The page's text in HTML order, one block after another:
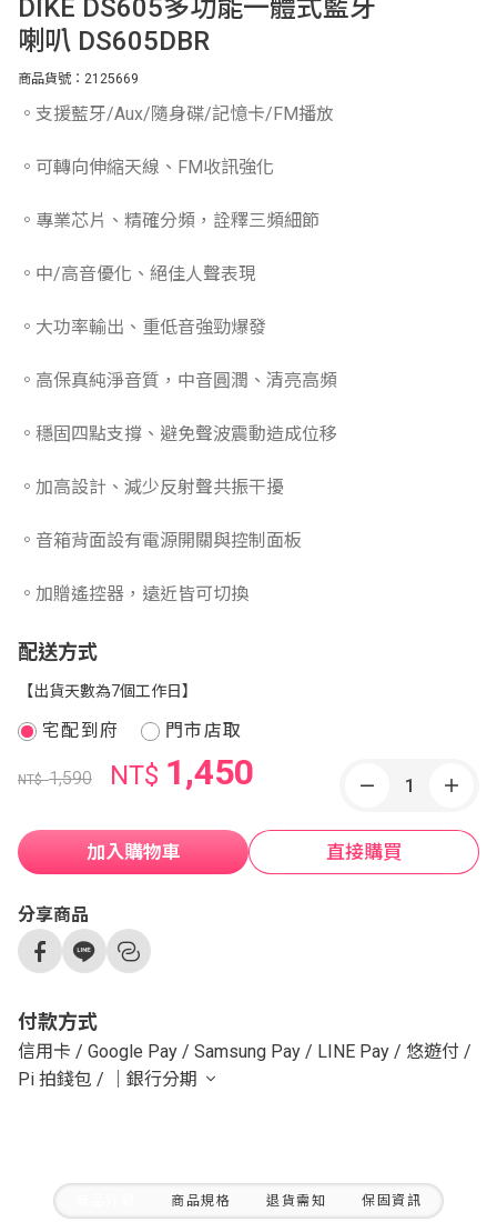
DIKE DS605多功能一體式藍牙
喇叭 DS605DBR
商品貨號：2125669
。支援藍牙/Aux/隨身碟/記憶卡/FM播放
。可轉向伸縮天線、FM收訊強化
。專業芯片、精確分頻，詮釋三頻細節
。中/高音優化、絕佳人聲表現
。大功率輸出、重低音強勁爆發
。高保真純淨音質，中音圓潤、清亮高頻
。穩固四點支撐、避免聲波震動造成位移
。加高設計、減少反射聲共振干擾
。音箱背面設有電源開關與控制面板
。加贈遙控器，遠近皆可切換
配送方式
【出貨天數為7個工作日】
宅配到府 門市店取
NT$1,590 NT$ 1,450
加入購物車 直接購買
分享商品
付款方式
信用卡 / Google Pay / Samsung Pay / LINE Pay / 悠遊付 /
Pi 拍錢包 / ｜銀行分期
商品規格 退貨需知 保固資訊